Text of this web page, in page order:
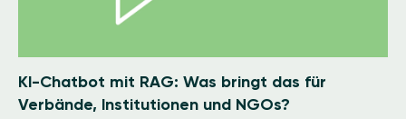
KI-Chatbot mit RAG: Was bringt das für
Verbände, Institutionen und NGOs?